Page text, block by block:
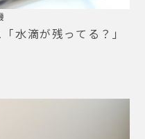
水滴が残ってる？」